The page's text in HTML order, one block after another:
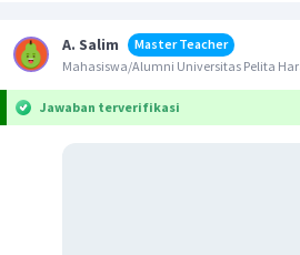
A. Salim
Master Teacher
Mahasiswa/Alumni Universitas Pelita
Jawaban terverifikasi